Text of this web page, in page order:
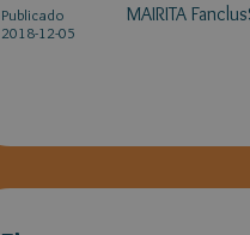
Publicado
2018-12-05
MAIRITA